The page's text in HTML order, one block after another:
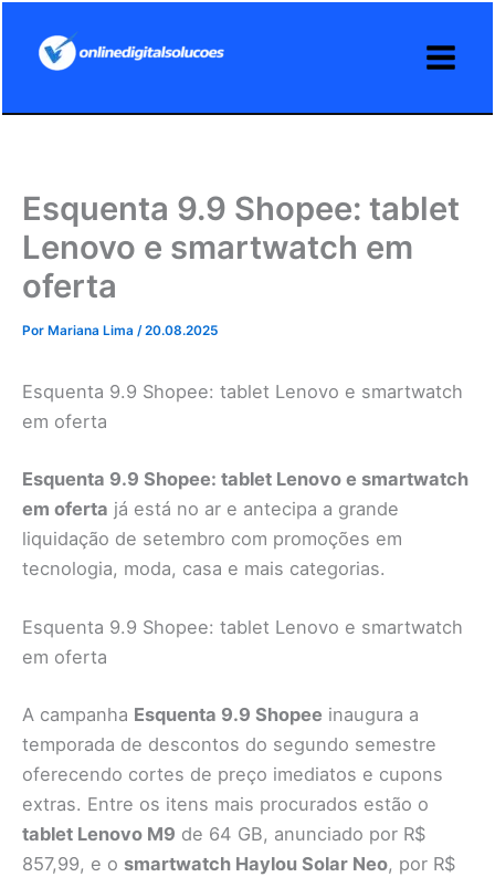
Esquenta 9.9 Shopee: tablet
Lenovo e smartwatch em
oferta
Por Mariana Lima /20.08.2025
Esquenta 9.9 Shopee: tablet Lenovo e smartwatch
em oferta
Esquenta 9.9 Shopee: tablet Lenovo e smartwatch
em oferta já está no ar e antecipa a grande
liquidação de setembro com promoções em
tecnologia, moda, casa e mais categorias.
Esquenta 9.9 Shopee: tablet Lenovo e smartwatch
em oferta
A campanha Esquenta 9.9 Shopee inaugura a
temporada de descontos do segundo semestre
oferecendo cortes de preço imediatos e cupons
extras. Entre os itens mais procurados estão o
tablet Lenovo M9 de 64 GB, anunciado por R$
857,99, e o smartwatch Haylou Solar Neo, por R$